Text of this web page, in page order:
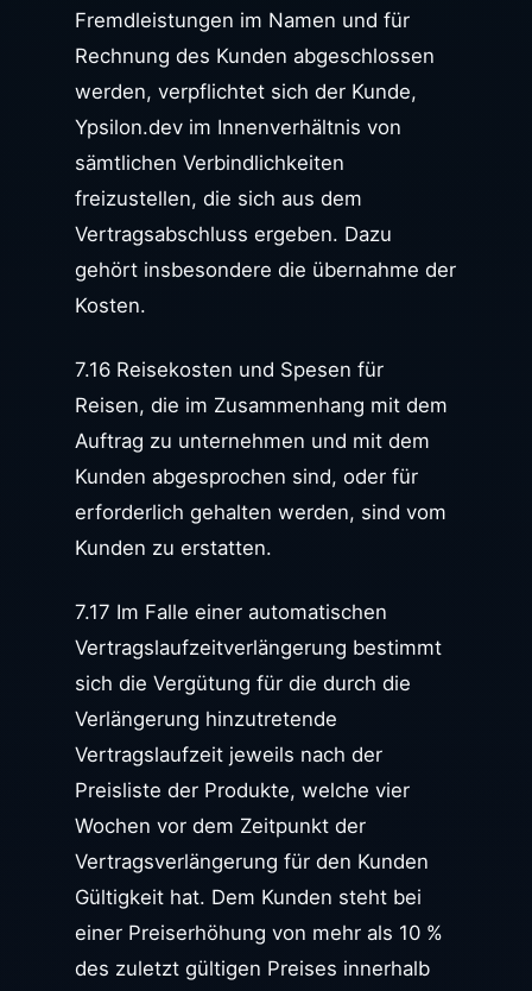
Fremdleistungen im Namen und für
Rechnung des Kunden abgeschlossen
werden, verpflichtet sich der Kunde,
Ypsilon.dev im Innenverhältnis von
sämtlichen Verbindlichkeiten
freizustellen, die sich aus dem
Vertragsabschluss ergeben. Dazu
gehört insbesondere die übernahme der
Kosten.
7.16 Reisekosten und Spesen für
Reisen, die im Zusammenhang mit dem
Auftrag zu unternehmen und mit dem
Kunden abgesprochen sind, oder für
erforderlich gehalten werden, sind vom
Kunden zu erstatten.
7.17 Im Falle einer automatischen
Vertragslaufzeitverlängerung bestimmt
sich die Vergütung für die durch die
Verlängerung hinzutretende
Vertragslaufzeit jeweils nach der
Preisliste der Produkte, welche vier
Wochen vor dem Zeitpunkt der
Vertragsverlängerung für den Kunden
Gültigkeit hat. Dem Kunden steht bei
einer Preiserhöhung von mehr als 10 %
des zuletzt gültigen Preises innerhalb